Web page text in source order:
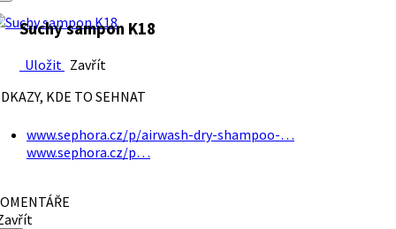
Suchy sampon K18
Uložit Zavřít
KDE TO SEHNAT
www.sephora.cz/p/airwash-dry-shampoo-…
www.sephora.cz/p…